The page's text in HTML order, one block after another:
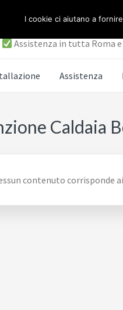
Assistenza in tutta Roma
Assistenza
Caldaia
contenuto corrisponde
I cookie ci aiutano a